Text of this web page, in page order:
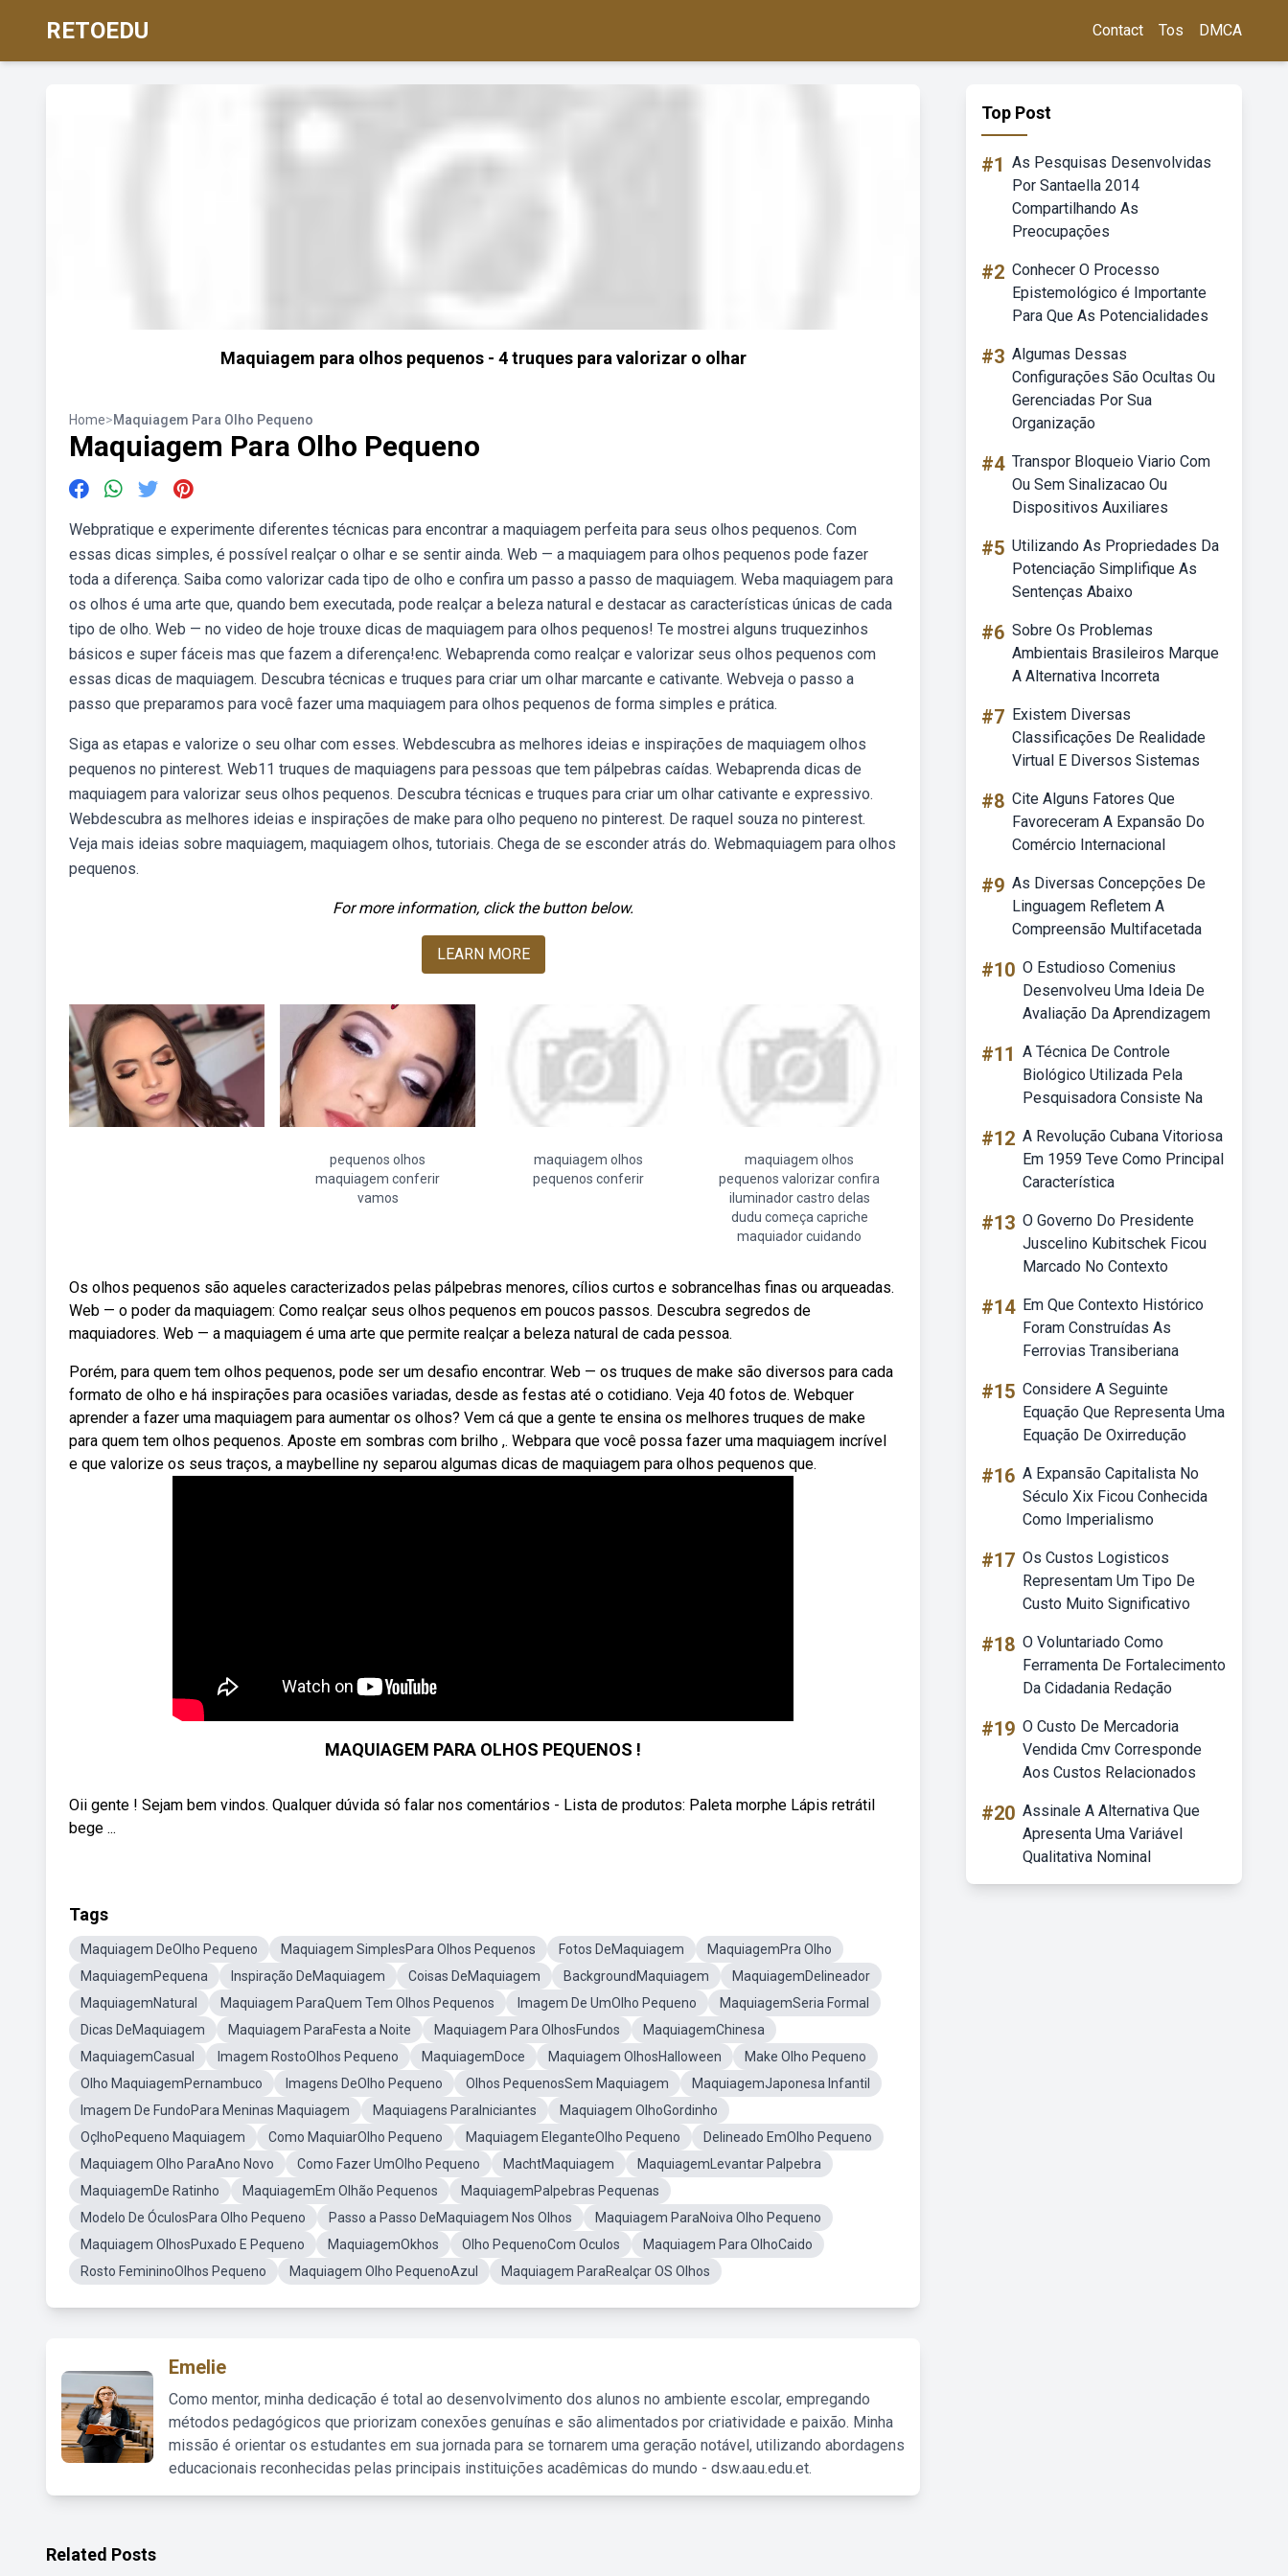
RETOEDU Contact Tos DMCA
Maquiagem para olhos pequenos - 4 truques para valorizar o olhar
Home>Maquiagem Para Olho Pequeno
Maquiagem Para Olho Pequeno
Webpratique e experimente diferentes técnicas para encontrar a maquiagem perfeita para seus olhos pequenos. Com
essas dicas simples, é possível realçar o olhar e se sentir ainda. Web — a maquiagem para olhos pequenos pode fazer
toda a diferença. Saiba como valorizar cada tipo de olho e confira um passo a passo de maquiagem. Weba maquiagem para
os olhos é uma arte que, quando bem executada, pode realçar a beleza natural e destacar as características únicas de cada
tipo de olho. Web — no video de hoje trouxe dicas de maquiagem para olhos pequenos! Te mostrei alguns truquezinhos
básicos e super fáceis mas que fazem a diferença!enc. Webaprenda como realçar e valorizar seus olhos pequenos com
essas dicas de maquiagem. Descubra técnicas e truques para criar um olhar marcante e cativante. Webveja o passo a
passo que preparamos para você fazer uma maquiagem para olhos pequenos de forma simples e prática.
Siga as etapas e valorize o seu olhar com esses. Webdescubra as melhores ideias e inspirações de maquiagem olhos
pequenos no pinterest. Web11 truques de maquiagens para pessoas que tem pálpebras caídas. Webaprenda dicas de
maquiagem para valorizar seus olhos pequenos. Descubra técnicas e truques para criar um olhar cativante e expressivo.
Webdescubra as melhores ideias e inspirações de make para olho pequeno no pinterest. De raquel souza no pinterest.
Veja mais ideias sobre maquiagem, maquiagem olhos, tutoriais. Chega de se esconder atrás do. Webmaquiagem para olhos
pequenos.
For more information, click the button below.
LEARN MORE
pequenos olhos
maquiagem conferir
vamos
maquiagem olhos
pequenos conferir
maquiagem olhos
pequenos valorizar confira
iluminador castro delas
dudu começa capriche
maquiador cuidando
Os olhos pequenos são aqueles caracterizados pelas pálpebras menores, cílios curtos e sobrancelhas finas ou arqueadas.
Web — o poder da maquiagem: Como realçar seus olhos pequenos em poucos passos. Descubra segredos de
maquiadores. Web — a maquiagem é uma arte que permite realçar a beleza natural de cada pessoa.
Porém, para quem tem olhos pequenos, pode ser um desafio encontrar. Web — os truques de make são diversos para cada
formato de olho e há inspirações para ocasiões variadas, desde as festas até o cotidiano. Veja 40 fotos de. Webquer
aprender a fazer uma maquiagem para aumentar os olhos? Vem cá que a gente te ensina os melhores truques de make
para quem tem olhos pequenos. Aposte em sombras com brilho ,. Webpara que você possa fazer uma maquiagem incrível
e que valorize os seus traços, a maybelline ny separou algumas dicas de maquiagem para olhos pequenos que.
MAQUIAGEM PARA OLHOS PEQUENOS !
Oii gente ! Sejam bem vindos. Qualquer dúvida só falar nos comentários - Lista de produtos: Paleta morphe Lápis retrátil
bege ...
Tags
Maquiagem DeOlho Pequeno Maquiagem SimplesPara Olhos Pequenos Fotos DeMaquiagem
MaquiagemPra Olho
MaquiagemPequena
Inspiração DeMaquiagem Coisas DeMaquiagem BackgroundMaquiagem
MaquiagemDelineador
MaquiagemNatural
Maquiagem ParaQuem Tem Olhos Pequenos Imagem De UmOlho Pequeno
MaquiagemSeria Formal
Dicas DeMaquiagem
Maquiagem ParaFesta a Noite Maquiagem Para OlhosFundos
MaquiagemChinesa
MaquiagemCasual
Imagem RostoOlhos Pequeno MaquiagemDoce Maquiagem OlhosHalloween
Make Olho Pequeno
Olho MaquiagemPernambuco
Imagens DeOlho Pequeno Olhos PequenosSem Maquiagem
MaquiagemJaponesa Infantil
Imagem De FundoPara Meninas Maquiagem
Maquiagens ParaIniciantes
Maquiagem OlhoGordinho
OçlhoPequeno Maquiagem
Como MaquiarOlho Pequeno Maquiagem EleganteOlho Pequeno
Delineado EmOlho Pequeno
Maquiagem Olho ParaAno Novo
Como Fazer UmOlho Pequeno MachtMaquiagem
MaquiagemLevantar Palpebra
MaquiagemDe Ratinho
MaquiagemEm Olhão Pequenos
MaquiagemPalpebras Pequenas
Modelo De ÓculosPara Olho Pequeno
Passo a Passo DeMaquiagem Nos Olhos
Maquiagem ParaNoiva Olho Pequeno
Maquiagem OlhosPuxado E Pequeno
MaquiagemOkhos Olho PequenoCom Oculos
Maquiagem Para OlhoCaido
Rosto FemininoOlhos Pequeno
Maquiagem Olho PequenoAzul Maquiagem ParaRealçar OS Olhos
Emelie
Como mentor, minha dedicação é total ao desenvolvimento dos alunos no ambiente escolar, empregando
métodos pedagógicos que priorizam conexões genuínas e são alimentados por criatividade e paixão. Minha
missão é orientar os estudantes em sua jornada para se tornarem uma geração notável, utilizando abordagens
educacionais reconhecidas pelas principais instituições acadêmicas do mundo - dsw.aau.edu.et.
Top Post
#1 As Pesquisas Desenvolvidas
Por Santaella 2014
Compartilhando As
Preocupações
#2 Conhecer O Processo
Epistemológico é Importante
Para Que As Potencialidades
#3 Algumas Dessas
Configurações São Ocultas Ou
Gerenciadas Por Sua
Organização
#4 Transpor Bloqueio Viario Com
Ou Sem Sinalizacao Ou
Dispositivos Auxiliares
#5 Utilizando As Propriedades Da
Potenciação Simplifique As
Sentenças Abaixo
#6 Sobre Os Problemas
Ambientais Brasileiros Marque
A Alternativa Incorreta
#7 Existem Diversas
Classificações De Realidade
Virtual E Diversos Sistemas
#8 Cite Alguns Fatores Que
Favoreceram A Expansão Do
Comércio Internacional
#9 As Diversas Concepções De
Linguagem Refletem A
Compreensão Multifacetada
#10 O Estudioso Comenius
Desenvolveu Uma Ideia De
Avaliação Da Aprendizagem
#11 A Técnica De Controle
Biológico Utilizada Pela
Pesquisadora Consiste Na
#12 A Revolução Cubana Vitoriosa
Em 1959 Teve Como Principal
Característica
#13 O Governo Do Presidente
Juscelino Kubitschek Ficou
Marcado No Contexto
#14 Em Que Contexto Histórico
Foram Construídas As
Ferrovias Transiberiana
#15 Considere A Seguinte
Equação Que Representa Uma
Equação De Oxirredução
#16 A Expansão Capitalista No
Século Xix Ficou Conhecida
Como Imperialismo
#17 Os Custos Logisticos
Representam Um Tipo De
Custo Muito Significativo
#18 O Voluntariado Como
Ferramenta De Fortalecimento
Da Cidadania Redação
#19 O Custo De Mercadoria
Vendida Cmv Corresponde
Aos Custos Relacionados
#20 Assinale A Alternativa Que
Apresenta Uma Variável
Qualitativa Nominal
Related Posts